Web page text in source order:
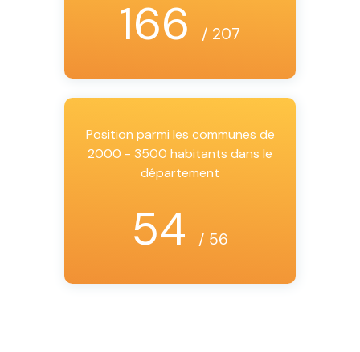
166 / 207
Position parmi les communes de
2000 - 3500 habitants dans le
département
54 / 56